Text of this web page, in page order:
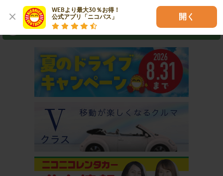
WEBより最大30％お得！
公式アプリ「ニコパス」
開く
⇒ アプリなら最短3分スピード出発！
おすすめコンテンツ